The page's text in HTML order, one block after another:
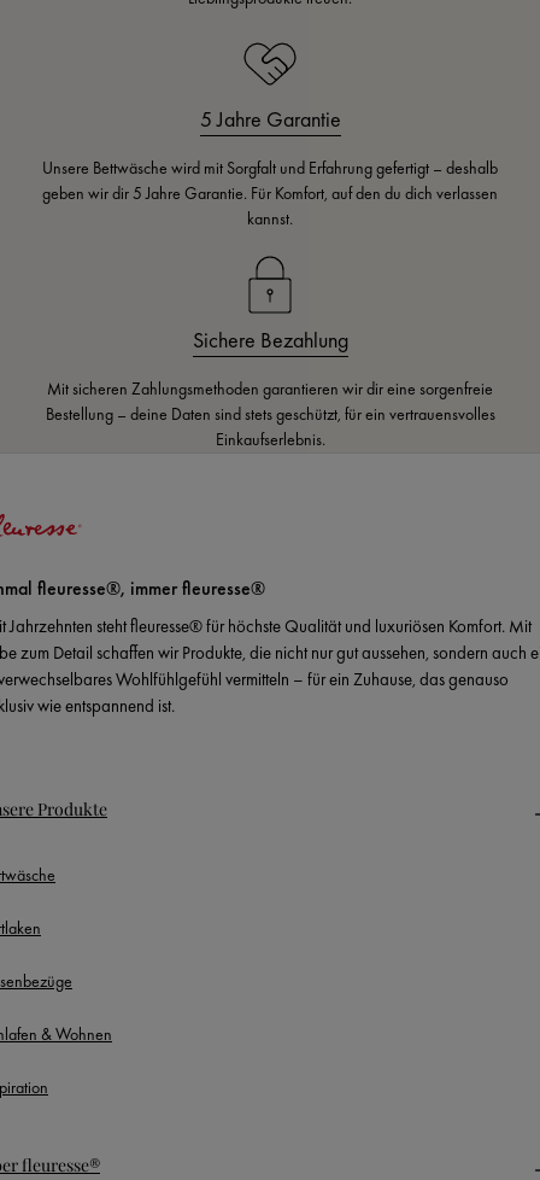
5 Jahre Garantie
Unsere Bettwäsche wird mit Sorgfalt und Erfahrung gefertigt – deshalb
geben wir dir 5 Jahre Garantie. Für Komfort, auf den du dich verlassen
kannst.
Sichere Bezahlung
Mit sicheren Zahlungsmethoden garantieren wir dir eine sorgenfreie
Bestellung – deine Daten sind stets geschützt, für ein vertrauensvolles
Einkaufserlebnis.
fleuresse®, immer fleuresse®
Jahrzehnten steht fleuresse® für höchste Qualität und luxuriösen Komfort. Mit
zum Detail schaffen wir Produkte, die nicht nur gut aussehen, sondern auch
Wohlfühlgefühl vermitteln – für ein Zuhause, das genauso
wie entspannend ist.
Produkte
& Wohnen
fleuresse®